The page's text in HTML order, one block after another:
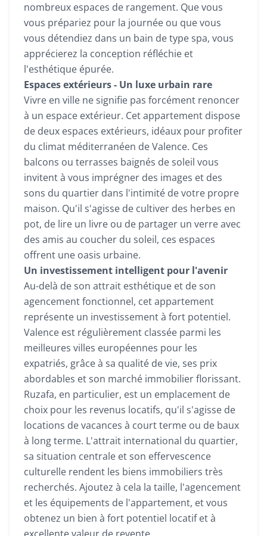
nombreux espaces de rangement. Que vous
vous prépariez pour la journée ou que vous
vous détendiez dans un bain de type spa, vous
apprécierez la conception réfléchie et
l'esthétique épurée.
Espaces extérieurs - Un luxe urbain rare
Vivre en ville ne signifie pas forcément renoncer
à un espace extérieur. Cet appartement dispose
de deux espaces extérieurs, idéaux pour profiter
du climat méditerranéen de Valence. Ces
balcons ou terrasses baignés de soleil vous
invitent à vous imprégner des images et des
sons du quartier dans l'intimité de votre propre
maison. Qu'il s'agisse de cultiver des herbes en
pot, de lire un livre ou de partager un verre avec
des amis au coucher du soleil, ces espaces
offrent une oasis urbaine.
Un investissement intelligent pour l'avenir
Au-delà de son attrait esthétique et de son
agencement fonctionnel, cet appartement
représente un investissement à fort potentiel.
Valence est régulièrement classée parmi les
meilleures villes européennes pour les
expatriés, grâce à sa qualité de vie, ses prix
abordables et son marché immobilier florissant.
Ruzafa, en particulier, est un emplacement de
choix pour les revenus locatifs, qu'il s'agisse de
locations de vacances à court terme ou de baux
à long terme. L'attrait international du quartier,
sa situation centrale et son effervescence
culturelle rendent les biens immobiliers très
recherchés. Ajoutez à cela la taille, l'agencement
et les équipements de l'appartement, et vous
obtenez un bien à fort potentiel locatif et à